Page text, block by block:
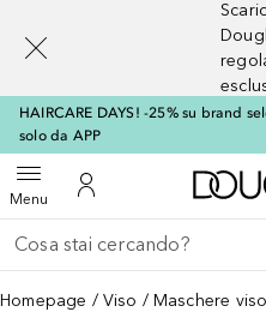
HAIRCARE DAYS! -25% su brand
solo da APP
MenuApri menuAl Mio Account
Torna indietro
Esegui ricerca
Homepage Viso Maschere viso